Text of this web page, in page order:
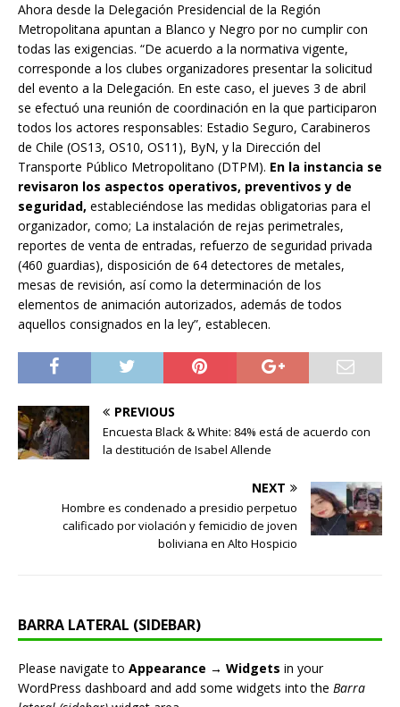
Ahora desde la Delegación Presidencial de la Región
Metropolitana apuntan a Blanco y Negro por no cumplir con
todas las exigencias. “De acuerdo a la normativa vigente,
corresponde a los clubes organizadores presentar la solicitud
del evento a la Delegación. En este caso, el jueves 3 de abril
se efectuó una reunión de coordinación en la que participaron
todos los actores responsables: Estadio Seguro, Carabineros
de Chile (OS13, OS10, OS11), ByN, y la Dirección del
Transporte Público Metropolitano (DTPM). En la instancia se
revisaron los aspectos operativos, preventivos y de
seguridad, estableciéndose las medidas obligatorias para el
organizador, como; La instalación de rejas perimetrales,
reportes de venta de entradas, refuerzo de seguridad privada
(460 guardias), disposición de 64 detectores de metales,
mesas de revisión, así como la determinación de los
elementos de animación autorizados, además de todos
aquellos consignados en la ley”, establecen.
PREVIOUS
Encuesta Black & White: 84% está de acuerdo con
la destitución de Isabel Allende
NEXT
Hombre es condenado a presidio perpetuo
calificado por violación y femicidio de joven
boliviana en Alto Hospicio
BARRA LATERAL (SIDEBAR)
Please navigate to Appearance → Widgets in your
WordPress dashboard and add some widgets into the Barra